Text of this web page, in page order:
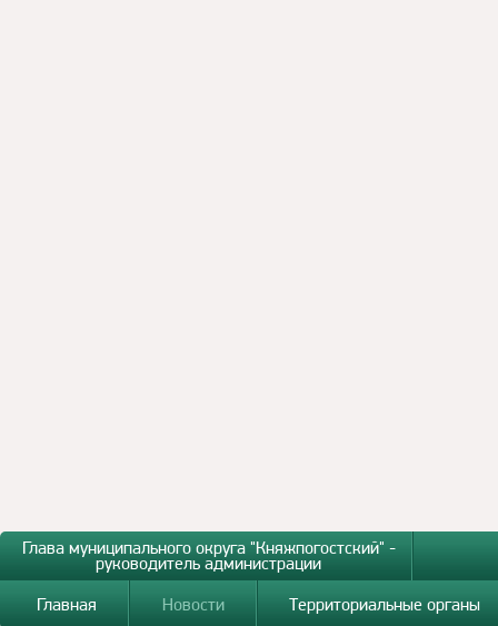
Глава муниципального округа "Княжпогостский" -
руководитель администрации
Главная
Новости Территориальные органы